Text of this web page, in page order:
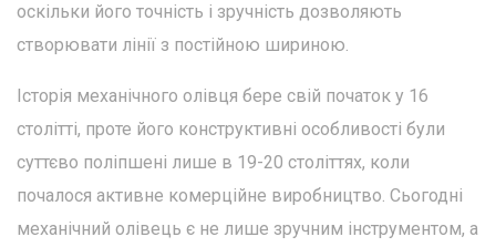
оскільки його точність і зручність дозволяють
створювати лінії з постійною шириною.
Історія механічного олівця бере свій початок у 16
столітті, проте його конструктивні особливості були
суттєво поліпшені лише в 19-20 століттях, коли
почалося активне комерційне виробництво. Сьогодні
механічний олівець є не лише зручним інструментом, а